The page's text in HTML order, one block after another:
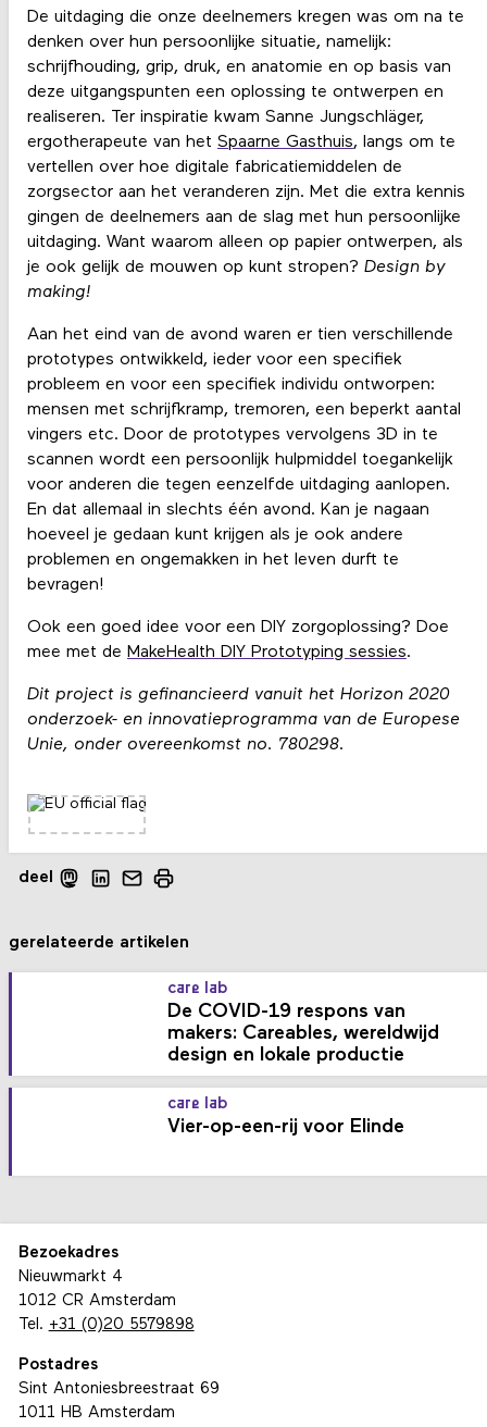
De uitdaging die onze deelnemers kregen was om na te
denken over hun persoonlijke situatie, namelijk:
schrijfhouding, grip, druk, en anatomie en op basis van
deze uitgangspunten een oplossing te ontwerpen en
realiseren. Ter inspiratie kwam Sanne Jungschläger,
ergotherapeute van het Spaarne Gasthuis, langs om te
vertellen over hoe digitale fabricatiemiddelen de
zorgsector aan het veranderen zijn. Met die extra kennis
gingen de deelnemers aan de slag met hun persoonlijke
uitdaging. Want waarom alleen op papier ontwerpen, als
je ook gelijk de mouwen op kunt stropen? Design by
making!
Aan het eind van de avond waren er tien verschillende
prototypes ontwikkeld, ieder voor een specifiek
probleem en voor een specifiek individu ontworpen:
mensen met schrijfkramp, tremoren, een beperkt aantal
vingers etc. Door de prototypes vervolgens 3D in te
scannen wordt een persoonlijk hulpmiddel toegankelijk
voor anderen die tegen eenzelfde uitdaging aanlopen.
En dat allemaal in slechts één avond. Kan je nagaan
hoeveel je gedaan kunt krijgen als je ook andere
problemen en ongemakken in het leven durft te
bevragen!
Ook een goed idee voor een DIY zorgoplossing? Doe
mee met de MakeHealth DIY Prototyping sessies.
Dit project is gefinancieerd vanuit het Horizon 2020
onderzoek- en innovatieprogramma van de Europese
Unie, onder overeenkomst no. 780298.
deel
gerelateerde artikelen
care lab
De COVID-19 respons van
makers: Careables, wereldwijd
design en lokale productie
care lab
Vier-op-een-rij voor Elinde
Bezoekadres
Nieuwmarkt 4
1012 CR Amsterdam
Tel. +31 (0)20 5579898
Postadres
Sint Antoniesbreestraat 69
1011 HB Amsterdam